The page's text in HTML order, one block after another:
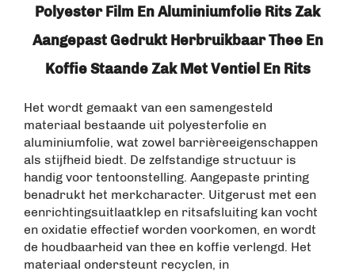
Polyester Film En Aluminiumfolie Rits Zak
Aangepast Gedrukt Herbruikbaar Thee En
Koffie Staande Zak Met Ventiel En Rits
Het wordt gemaakt van een samengesteld
materiaal bestaande uit polyesterfolie en
aluminiumfolie, wat zowel barrièreeigenschappen
als stijfheid biedt. De zelfstandige structuur is
handig voor tentoonstelling. Aangepaste printing
benadrukt het merkcharacter. Uitgerust met een
eenrichtingsuitlaatklep en ritsafsluiting kan vocht
en oxidatie effectief worden voorkomen, en wordt
de houdbaarheid van thee en koffie verlengd. Het
materiaal ondersteunt recyclen, in